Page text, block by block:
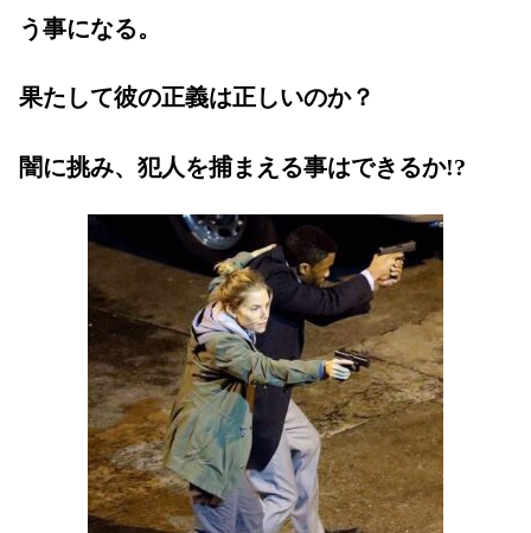
う事になる。
果たして彼の正義は正しいのか？
闇に挑み、犯人を捕まえる事はできるか!?